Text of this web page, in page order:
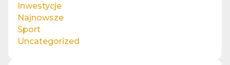
Inwestycje
Najnowsze
Sport
Uncategorized